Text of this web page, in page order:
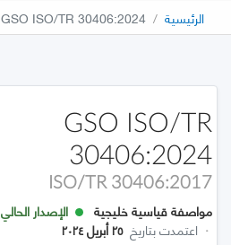
الرئيسية GSO ISO/TR 30406:2024
GSO ISO/TR
30406:2024
ISO/TR 30406:2017
مواصفة قياسية خليجية
الإصدار الحالي
· اعتمدت بتاريخ ٢٥ أبريل ٢٠٢٤